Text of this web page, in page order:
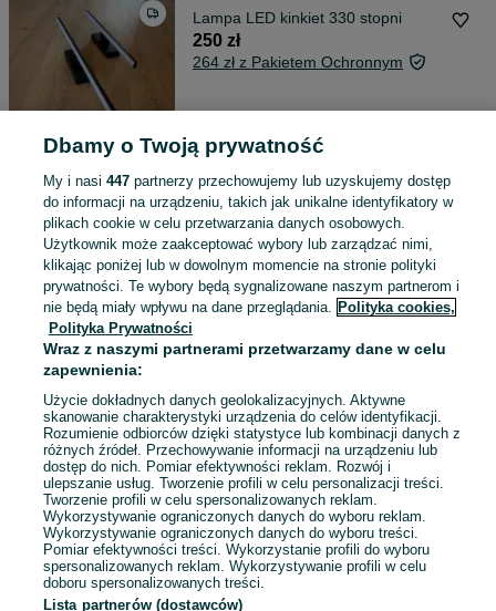
Lampa LED kinkiet 330 stopni
250 zł
264 zł z Pakietem Ochronnym
Kurtka SANTI Flex360 LLL
400 zł
417,50 zł z Pakietem Ochronnym
Piastów
15 lipca 2026
Pozostałe Czarny
Pozostałe
Perkusja elektryczna Roland TD-11
V-Drums
2 000 zł
Grodzisk Mazowiecki
11 lipca 2026
Dbamy o Twoją prywatność
My i nasi 447partnerzy przechowujemy lub uzyskujemy dostęp
do informacji na urządzeniu, takich jak unikalne identyfikatory w
plikach cookie w celu przetwarzania danych osobowych.
Użytkownik może zaakceptować wybory lub zarządzać nimi,
klikając poniżej lub w dowolnym momencie na stronie polityki
prywatności. Te wybory będą sygnalizowane naszym partnerom i
nie będą miały wpływu na dane przeglądania. Polityka cookies,
Polityka Prywatności
Wraz z naszymi partnerami przetwarzamy dane w celu
zapewnienia:
Użycie dokładnych danych geolokalizacyjnych. Aktywne
skanowanie charakterystyki urządzenia do celów identyfikacji.
Rozumienie odbiorców dzięki statystyce lub kombinacji danych z
różnych źródeł. Przechowywanie informacji na urządzeniu lub
dostęp do nich. Pomiar efektywności reklam. Rozwój i
ulepszanie usług. Tworzenie profili w celu personalizacji treści.
Tworzenie profili w celu spersonalizowanych reklam.
Wykorzystywanie ograniczonych danych do wyboru reklam.
Wykorzystywanie ograniczonych danych do wyboru treści.
Pomiar efektywności treści. Wykorzystanie profili do wyboru
spersonalizowanych reklam. Wykorzystywanie profili w celu
doboru spersonalizowanych treści.
Lista partnerów (dostawców)